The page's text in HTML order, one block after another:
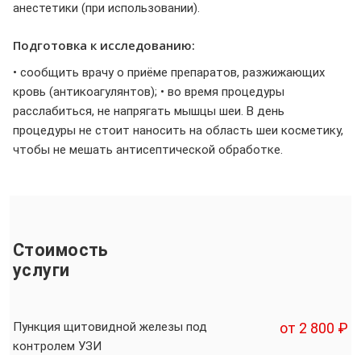
анестетики (при использовании).
Подготовка к исследованию:
• сообщить врачу о приёме препаратов, разжижающих
кровь (антикоагулянтов); • во время процедуры
расслабиться, не напрягать мышцы шеи. В день
процедуры не стоит наносить на область шеи косметику,
чтобы не мешать антисептической обработке.
Стоимость
услуги
Пункция щитовидной железы под
контролем УЗИ
от 2 800 ₽